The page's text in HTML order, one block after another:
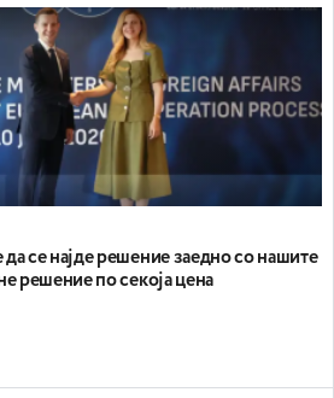
се најде решение заедно со нашите
решение по секоја цена